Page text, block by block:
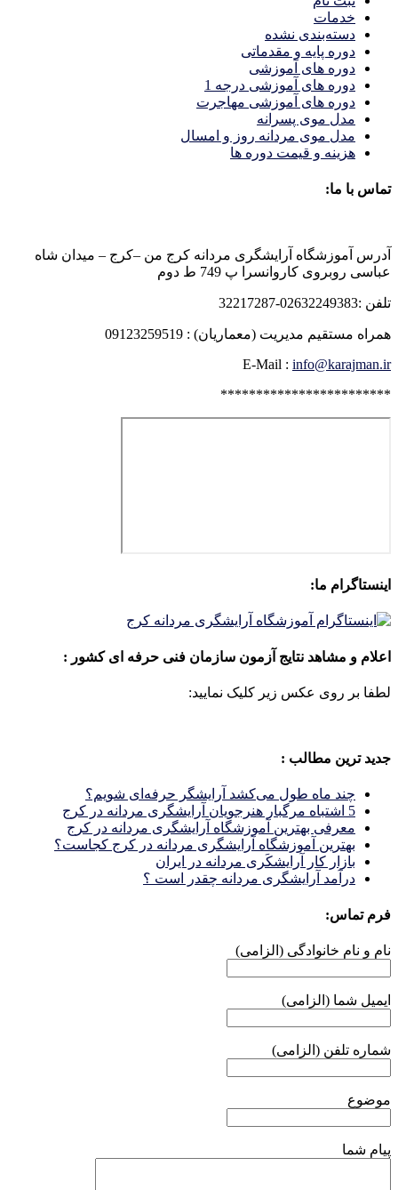
خدمات
دسته‌بندی نشده
دوره پایه و مقدماتی
دوره های آموزشی
دوره های آموزشی درجه 1
دوره های آموزشی مهاجرت
مدل موی پسرانه
مدل موی مردانه روز و امسال
هزینه و قیمت دوره ها
تماس با ما:
آدرس آموزشگاه آرایشگری مردانه کرج من –کرج – میدان شاه
عباسی روبروی کاروانسرا پ 749 ط دوم
تلفن :02632249383-32217287
همراه مستقیم مدیریت (معماریان) : 09123259519
E-Mail : info@karajman.ir
************************
اینستاگرام ما:
اعلام و مشاهد نتایج آزمون سازمان فنی حرفه ای کشور :
لطفا بر روی عکس زیر کلیک نمایید:
جدید ترین مطالب :
چند ماه طول می‌کشد آرایشگر حرفه‌ای شویم؟
5 اشتباه مرگبار هنرجویان آرایشگری مردانه در کرج
معرفی بهترین آموزشگاه آرایشگری مردانه در کرج
بهترین آموزشگاه آرایشگری مردانه در کرج کجاست؟
بازار كار آرايشكَرى مردانه در ايران
درآمد آرایشگری مردانه چقدر است ؟
فرم تماس:
نام و نام خانوادگی (الزامی)
ایمیل شما (الزامی)
شماره تلفن (الزامی)
موضوع
پیام شما